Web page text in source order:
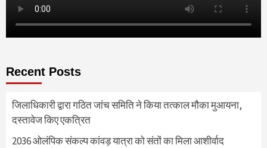
Recent Posts
जिलाधिकारी द्वारा गठित जांच समिति ने किया तत्काल मौका मुआयना,
दस्तावेज किए एकत्रित
2036 ओलंपिक संकल्प कांवड़ यात्रा को संतों का मिला आशीर्वाद